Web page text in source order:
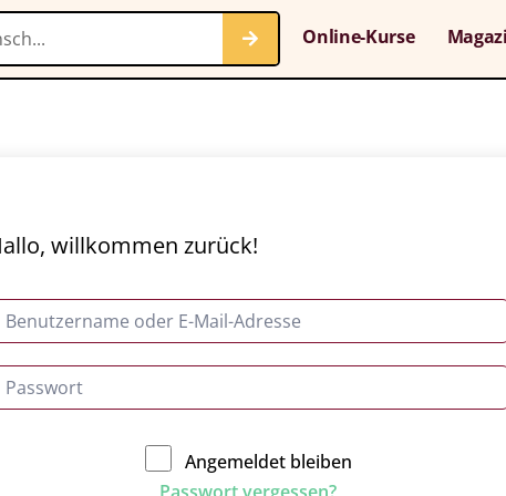
Online-Kurse
willkommen zurück!
Angemeldet bleiben